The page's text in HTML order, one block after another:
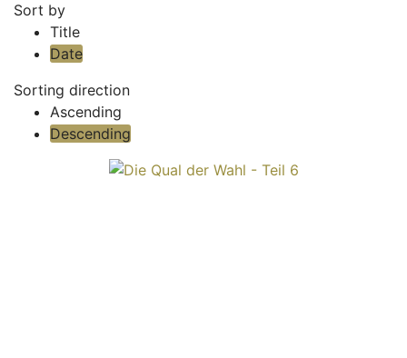
Sort by
Title
Date
Sorting direction
Ascending
Descending